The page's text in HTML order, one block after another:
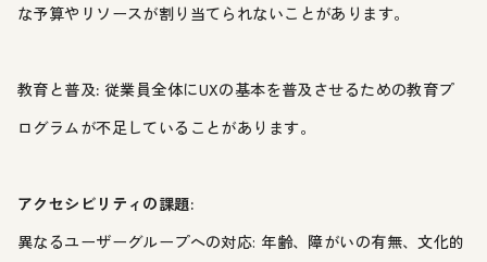
な予算やリソースが割り当てられないことがあります。
教育と普及: 従業員全体にUXの基本を普及させるための教育プ
ログラムが不足していることがあります。
アクセシビリティの課題:
異なるユーザーグループへの対応: 年齢、障がいの有無、文化的